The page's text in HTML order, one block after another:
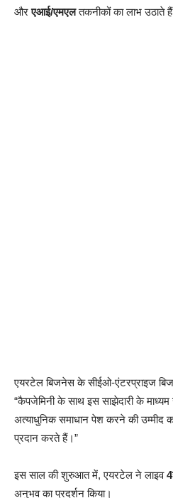
औरएआई/एमएलतकनीकों का लाभ उठाते
एयरटेल बिजनेस के सीईओ-एंटरप्राइज
“कैपजेमिनी के साथ इस साझेदारी के
अत्याधुनिक समाधान पेश करने की
प्रदान करते हैं।”
इस साल की शुरुआत में, एयरटेल ने लाइव
अनुभव का प्रदर्शन किया।